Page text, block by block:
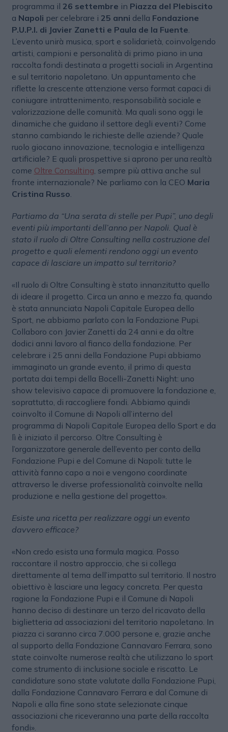
programma il 26 settembre in Piazza del Plebiscito
a Napoli per celebrare i 25 anni della Fondazione
P.U.P.I. di Javier Zanetti e Paula de la Fuente
L’evento unirà musica, sport e solidarietà, coinvolgendo
artisti, campioni e personalità di primo piano in una
raccolta fondi destinata a progetti sociali in Argentina
e sul territorio napoletano. Un appuntamento che
riflette la crescente attenzione verso format capaci di
coniugare intrattenimento, responsabilità sociale e
valorizzazione delle comunità. Ma quali sono oggi le
dinamiche che guidano il settore degli eventi? Come
stanno cambiando le richieste delle aziende? Quale
ruolo giocano innovazione, tecnologia e intelligenza
artificiale? E quali prospettive si aprono per una realtà
come Oltre Consulting , sempre più attiva anche sul
fronte internazionale? Ne parliamo con la CEO Maria
Cristina Russo
Partiamo da “Una serata di stelle per Pupi”, uno degli
eventi più importanti dell’anno per Napoli. Qual è
stato il ruolo di Oltre Consulting nella costruzione del
progetto e quali elementi rendono oggi un evento
capace di lasciare un impatto sul territorio?
«Il ruolo di Oltre Consulting è stato innanzitutto quello
di ideare il progetto. Circa un anno e mezzo fa, quando
è stata annunciata Napoli Capitale Europea dello
Sport, ne abbiamo parlato con la Fondazione Pupi.
Collaboro con Javier Zanetti da 24 anni e da oltre
dodici anni lavoro al fianco della fondazione. Per
celebrare i 25 anni della Fondazione Pupi abbiamo
immaginato un grande evento, il primo di questa
portata dai tempi della Bocelli-Zanetti Night: uno
show televisivo capace di promuovere la fondazione e,
soprattutto, di raccogliere fondi. Abbiamo quindi
coinvolto il Comune di Napoli all’interno del
programma di Napoli Capitale Europea dello Sport e da
lì è iniziato il percorso. Oltre Consulting è
l’organizzatore generale dell’evento per conto della
Fondazione Pupi e del Comune di Napoli: tutte le
attività fanno capo a noi e vengono coordinate
attraverso le diverse professionalità coinvolte nella
produzione e nella gestione del progetto».
Esiste una ricetta per realizzare oggi un evento
davvero efficace?
«Non credo esista una formula magica. Posso
raccontare il nostro approccio, che si collega
direttamente al tema dell’impatto sul territorio. Il nostro
obiettivo è lasciare una legacy concreta. Per questa
ragione la Fondazione Pupi e il Comune di Napoli
hanno deciso di destinare un terzo del ricavato della
biglietteria ad associazioni del territorio napoletano. In
piazza ci saranno circa 7.000 persone e, grazie anche
al supporto della Fondazione Cannavaro Ferrara, sono
state coinvolte numerose realtà che utilizzano lo sport
come strumento di inclusione sociale e riscatto. Le
candidature sono state valutate dalla Fondazione Pupi,
dalla Fondazione Cannavaro Ferrara e dal Comune di
Napoli e alla fine sono state selezionate cinque
associazioni che riceveranno una parte della raccolta
fondi».